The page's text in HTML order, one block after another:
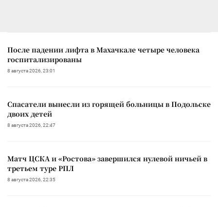
После падении лифта в Махачкале четыре человека
госпитализированы
8 августа 2026, 23:01
Спасатели вынесли из горящей больницы в Подольске
двоих детей
8 августа 2026, 22:47
Матч ЦСКА и «Ростова» завершился нулевой ничьей в
третьем туре РПЛ
8 августа 2026, 22:35